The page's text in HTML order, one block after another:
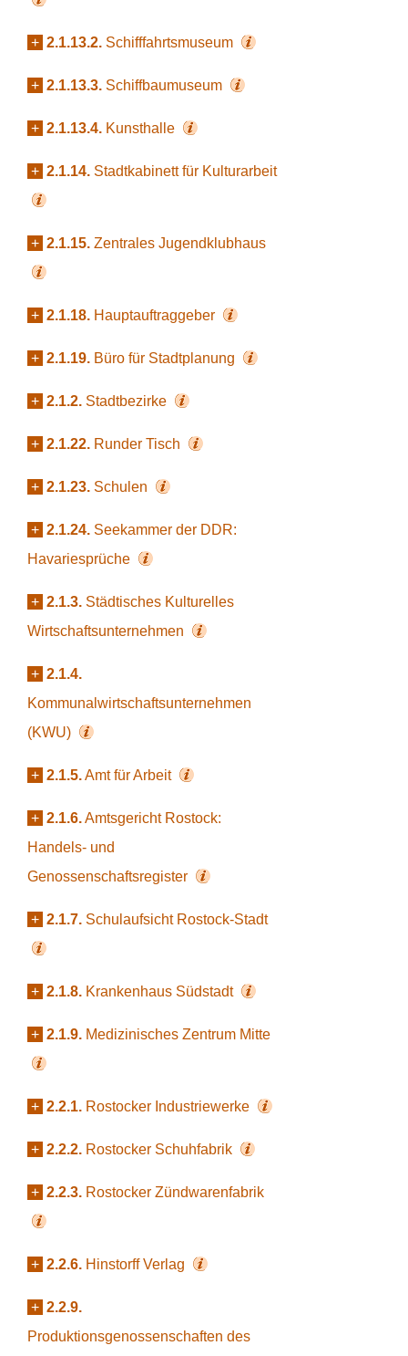
+ 2.1.13.2. Schifffahrtsmuseum
+ 2.1.13.3. Schiffbaumuseum
+ 2.1.13.4. Kunsthalle
+ 2.1.14. Stadtkabinett für Kulturarbeit
+ 2.1.15. Zentrales Jugendklubhaus
+ 2.1.18. Hauptauftraggeber
+ 2.1.19. Büro für Stadtplanung
+ 2.1.2. Stadtbezirke
+ 2.1.22. Runder Tisch
+ 2.1.23. Schulen
+ 2.1.24. Seekammer der DDR:
Havariesprüche
+ 2.1.3. Städtisches Kulturelles
Wirtschaftsunternehmen
+ 2.1.4.
Kommunalwirtschaftsunternehmen
(KWU)
+ 2.1.5.Amt für Arbeit
+ 2.1.6.Amtsgericht Rostock:
Handels- und
Genossenschaftsregister
+ 2.1.7. Schulaufsicht Rostock-Stadt
+ 2.1.8. Krankenhaus Südstadt
+ 2.1.9. Medizinisches Zentrum Mitte
+ 2.2.1. Rostocker Industriewerke
+ 2.2.2. Rostocker Schuhfabrik
+ 2.2.3. Rostocker Zündwarenfabrik
+ 2.2.6. Hinstorff Verlag
+ 2.2.9.
Produktionsgenossenschaften des